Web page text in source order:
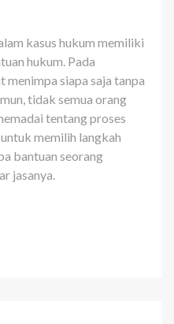
kasus hukum memiliki
hukum. Pada
menimpa siapa saja tanpa
tidak semua orang
tentang proses
memilih langkah
bantuan seorang
jasanya.